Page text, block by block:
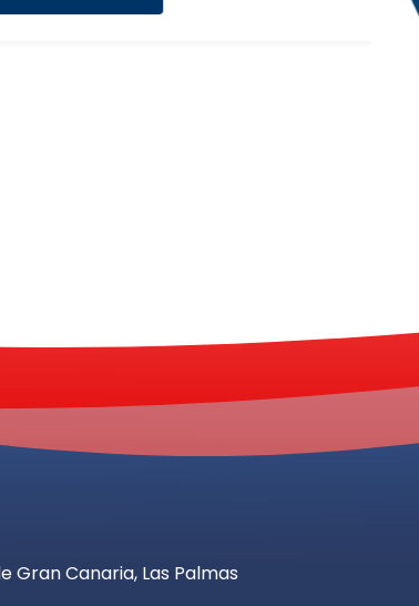
Gran Canaria, Las Palmas